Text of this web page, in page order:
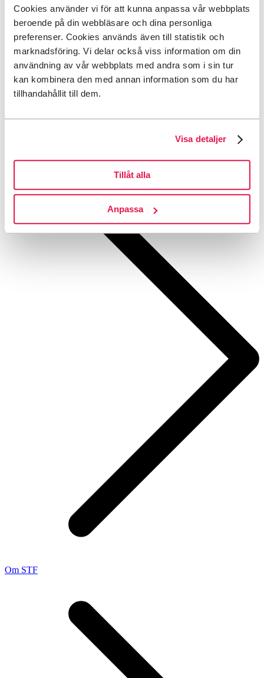
Cookies använder vi för att kunna anpassa vår webbplats
beroende på din webbläsare och dina personliga
preferenser. Cookies används även till statistik och
marknadsföring. Vi delar också viss information om din
användning av vår webbplats med andra som i sin tur
kan kombinera den med annan information som du har
tillhandahållit till dem.
Visa detaljer
Tillåt alla
Anpassa
Tillbaka till menyn
Tillbaka till menyn
Sök
Tillbaka till menyn
(limited content)
Om STF